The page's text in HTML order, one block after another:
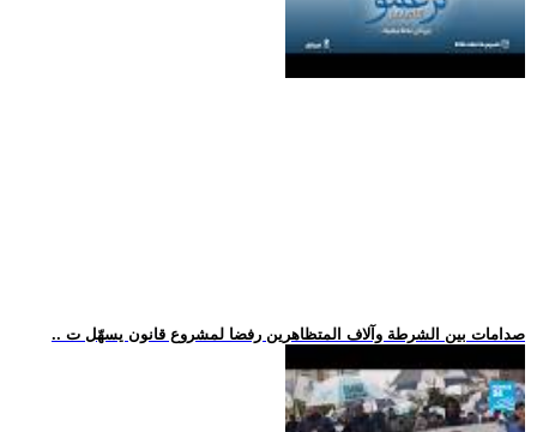
.. صدامات بين الشرطة وآلاف المتظاهرين رفضا لمشروع قانون يسهّل ت